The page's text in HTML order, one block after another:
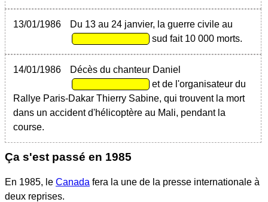
13/01/1986
Du 13 au 24 janvier, la guerre civile au
sud fait 10 000 morts.
14/01/1986
Décès du chanteur Daniel
et de l'organisateur du
Rallye Paris-Dakar Thierry Sabine, qui trouvent la mort
dans un accident d'hélicoptère au Mali, pendant la
course.
Ça s'est passé en 1985
En 1985, le Canada fera la une de la presse internationale à
deux reprises.